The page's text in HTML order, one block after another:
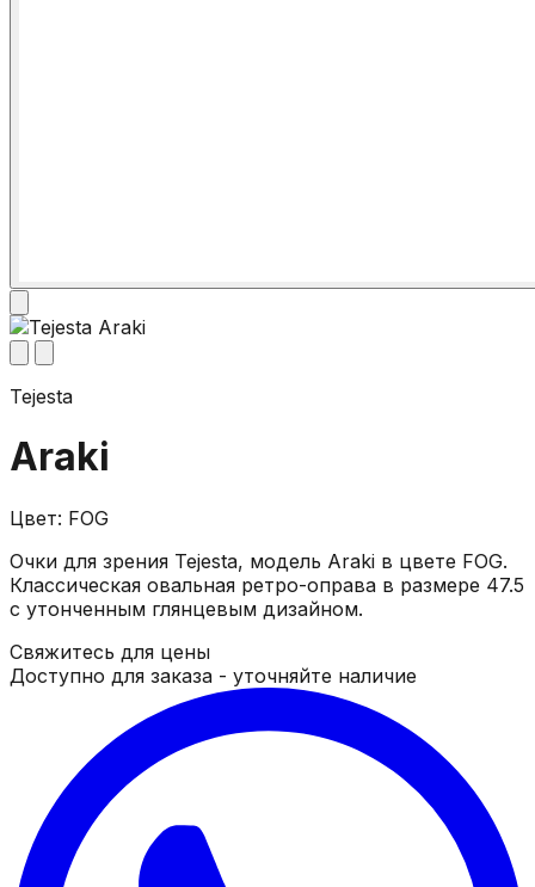
Tejesta
Araki
Цвет: FOG
Очки для зрения Tejesta, модель Araki в цвете FOG.
Классическая овальная ретро-оправа в размере 47.5
с утонченным глянцевым дизайном.
Свяжитесь для цены
Доступно для заказа - уточняйте наличие